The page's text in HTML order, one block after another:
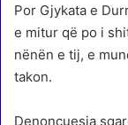
Por Gjykata e
e mitur që po i
nënën e tij, e
takon.
Denoncuesja